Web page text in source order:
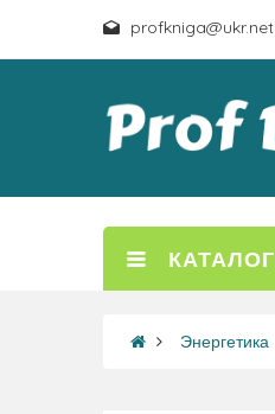
profkniga@ukr.net
КАТАЛОГ
Энергетика